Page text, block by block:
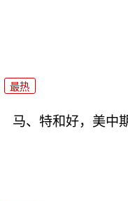
最热
马、特和好，美中